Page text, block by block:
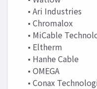
• Ari Industries
• Chromalox
• MiCable
• Eltherm
• Hanhe Cable
• OMEGA
• Conax